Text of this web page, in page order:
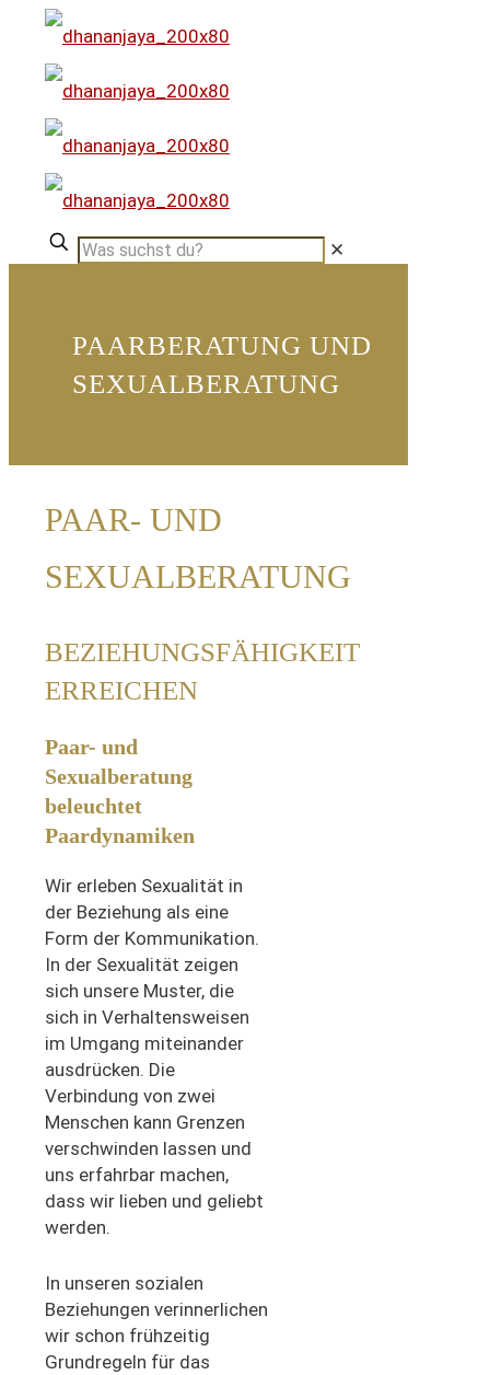
✕
PAARBERATUNG UND
SEXUALBERATUNG
PAAR- UND
SEXUALBERATUNG
BEZIEHUNGSFÄHIGKEIT
ERREICHEN
Paar- und
Sexualberatung
beleuchtet
Paardynamiken
Wir erleben Sexualität in
der Beziehung als eine
Form der Kommunikation.
In der Sexualität zeigen
sich unsere Muster, die
sich in Verhaltensweisen
im Umgang miteinander
ausdrücken. Die
Verbindung von zwei
Menschen kann Grenzen
verschwinden lassen und
uns erfahrbar machen,
dass wir lieben und geliebt
werden.
In unseren sozialen
Beziehungen verinnerlichen
wir schon frühzeitig
Grundregeln für das